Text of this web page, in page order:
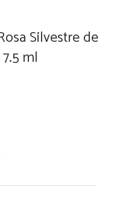
Silvestre de
ml